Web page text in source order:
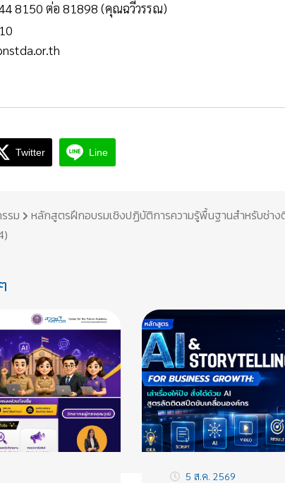
8150 ต่อ 81898 (คุณฉวีวรรณ)
Twitter Line
รม
หลักสูตรฝึกอบรมเชิงปฏิบัติการความรู้พื้นฐานสำหรับช่า
5 ส.ค. 2569